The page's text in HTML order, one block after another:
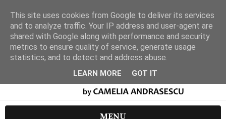
MENU
This site uses cookies from Google to deliver its services
and to analyze traffic. Your IP address and user-agent are
shared with Google along with performance and security
metrics to ensure quality of service, generate usage
statistics, and to detect and address abuse.
LEARN MORE GOT IT